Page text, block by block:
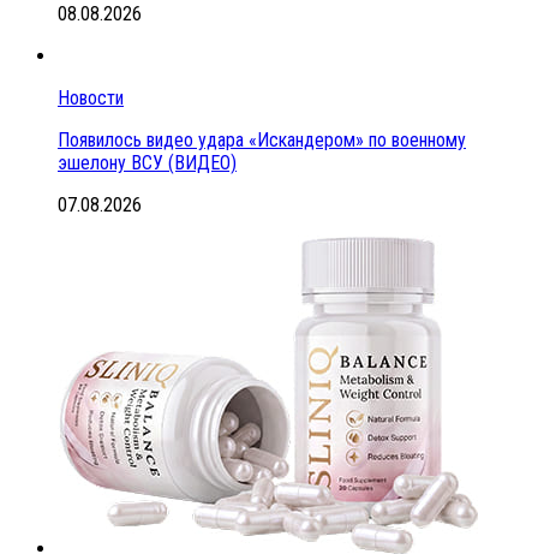
08.08.2026
Новости
Появилось видео удара «Искандером» по военному
эшелону ВСУ (ВИДЕО)
07.08.2026